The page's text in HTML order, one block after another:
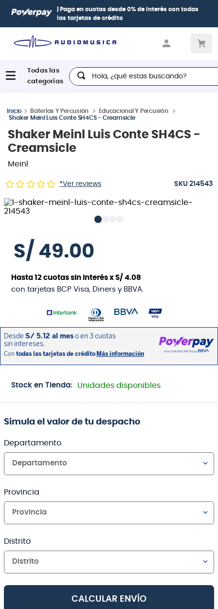
| Paga en cuotas desde 0% de interés con todas
las tarjetas de crédito
Hola, ¿qué estas buscando?
Baterías Y Percusión
Educacional Y Percusión
Shaker Meinl Luis Conte SH4CS - Creamsicle
Shaker Meinl Luis Conte SH4CS -
Creamsicle
Meinl
*Ver reviews :214543
S/ 49.00
Hasta12 cuotas sin interés xS/ 4.08
con tarjetas BCP Visa, Diners y BBVA.
Stock en Tienda: Unidades disponibles
Simula el valor de tu despacho
Departamento
Departamento
Provincia
Provincia
Distrito
Distrito
CALCULAR ENVÍO